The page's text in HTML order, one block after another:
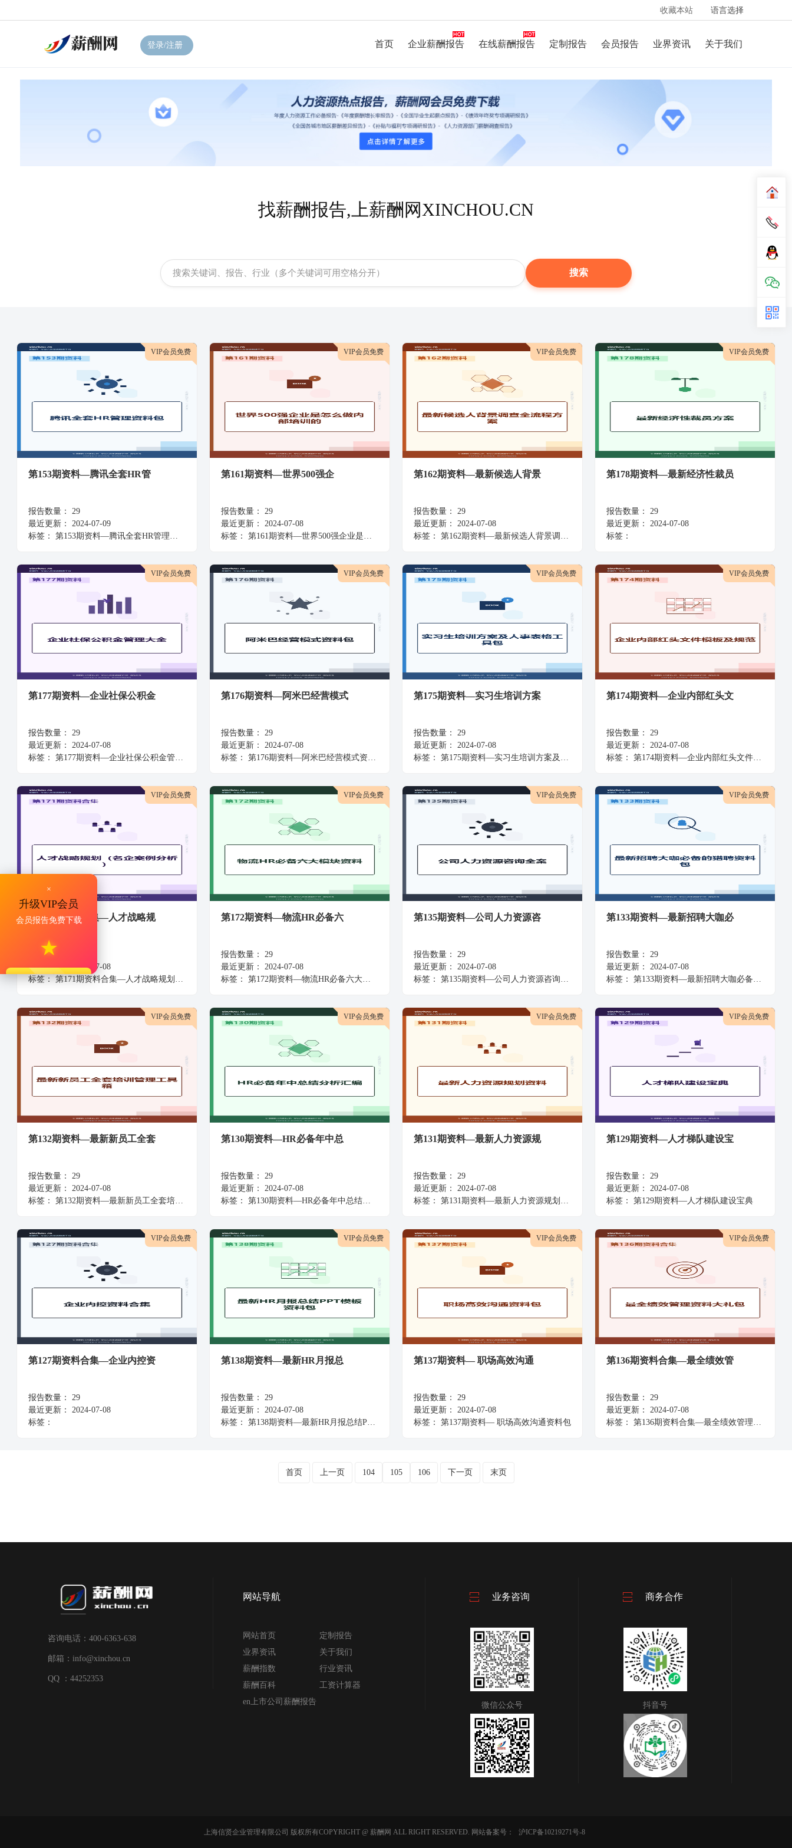
收藏本站 语言选择
登录/注册 首页 企业薪酬报告 在线薪酬报告 定制报告 会员报告 业界资讯 关于我们
找薪酬报告,上薪酬网XINCHOU.CN
VIP会员免费
第153期资料—腾讯全套HR管
报告数量：
29
最近更新：
2024-07-09
标签：
第153期资料—腾讯全套HR管理资料包
VIP会员免费
第161期资料—世界500强企
报告数量：
29
最近更新：
2024-07-08
标签：
第161期资料—世界500强企业是怎么做内部培训的
VIP会员免费
第162期资料—最新候选人背景
报告数量：
29
最近更新：
2024-07-08
标签：
第162期资料—最新候选人背景调查全流程方案
VIP会员免费
第178期资料—最新经济性裁员
报告数量：
29
最近更新：
2024-07-08
标签：
VIP会员免费
第177期资料—企业社保公积金
报告数量：
29
最近更新：
2024-07-08
标签：
第177期资料—企业社保公积金管理大全
VIP会员免费
第176期资料—阿米巴经营模式
报告数量：
29
最近更新：
2024-07-08
标签：
第176期资料—阿米巴经营模式资料包
VIP会员免费
第175期资料—实习生培训方案
报告数量：
29
最近更新：
2024-07-08
标签：
第175期资料—实习生培训方案及人事表格工具包
VIP会员免费
第174期资料—企业内部红头文
报告数量：
29
最近更新：
2024-07-08
标签：
第174期资料—企业内部红头文件模板及规范
VIP会员免费
第171期资料合集—人才战略规
报告数量：
最近更新： 2024-07-08
标签：
第171期资料合集—人才战略规划（名企案例分析）
VIP会员免费
第172期资料—物流HR必备六
报告数量：
29
最近更新：
2024-07-08
标签：
第172期资料—物流HR必备六大模块资料
VIP会员免费
第135期资料—公司人力资源咨
报告数量：
29
最近更新：
2024-07-08
标签：
第135期资料—公司人力资源咨询全案
VIP会员免费
第133期资料—最新招聘大咖必
报告数量：
29
最近更新：
2024-07-08
标签：
第133期资料—最新招聘大咖必备的猎聘资料包
VIP会员免费
第132期资料—最新新员工全套
报告数量：
29
最近更新：
2024-07-08
标签：
第132期资料—最新新员工全套培训管理工具箱
VIP会员免费
第130期资料—HR必备年中总
报告数量：
29
最近更新：
2024-07-08
标签：
第130期资料—HR必备年中总结分析汇编
VIP会员免费
第131期资料—最新人力资源规
报告数量：
29
最近更新：
2024-07-08
标签：
第131期资料—最新人力资源规划资料
VIP会员免费
第129期资料—人才梯队建设宝
报告数量：
29
最近更新：
2024-07-08
标签：
第129期资料—人才梯队建设宝典
VIP会员免费
第127期资料合集—企业内控资
报告数量：
29
最近更新：
2024-07-08
标签：
VIP会员免费
第138期资料—最新HR月报总
报告数量：
29
最近更新：
2024-07-08
标签：
第138期资料—最新HR月报总结PPT模板资料包
VIP会员免费
第137期资料— 职场高效沟通
报告数量：
29
最近更新：
2024-07-08
标签：
第137期资料— 职场高效沟通资料包
VIP会员免费
第136期资料合集—最全绩效管
报告数量：
29
最近更新：
2024-07-08
标签：
第136期资料合集—最全绩效管理资料大礼包
首页 上一页 104 105 106 下一页 末页
咨询电话：400-6363-638
邮箱：info@xinchou.cn
QQ ：44252353
网站导航
网站首页
定制报告
业界资讯
关于我们
薪酬指数
行业资讯
薪酬百科
工资计算器
en上市公司薪酬报告
业务咨询
微信公众号
商务合作
抖音号
上海信贤企业管理有限公司 版权所有COPYRIGHT @ 薪酬网 ALL RIGHT RESERVED. 网站备案号： 沪ICP备10219271号-8
×
升级VIP会员
会员报告免费下载
★
立即升级